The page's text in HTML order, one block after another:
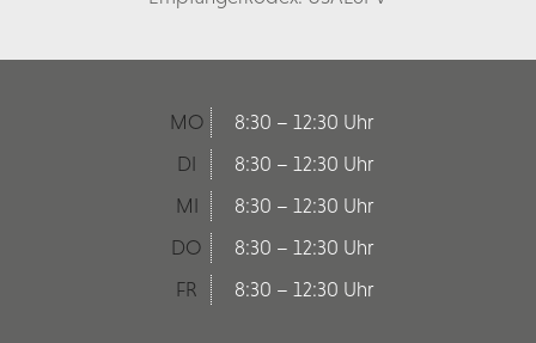
MO
8:30 – 12:30 Uhr
DI
8:30 – 12:30 Uhr
MI
8:30 – 12:30 Uhr
DO
8:30 – 12:30 Uhr
FR
8:30 – 12:30 Uhr